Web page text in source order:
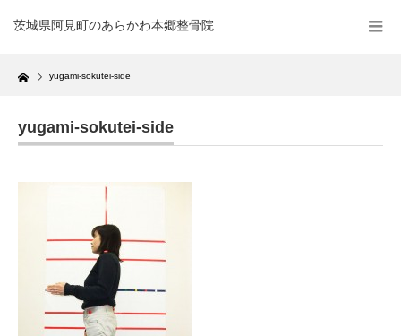
茨城県阿見町のあらかわ本郷整骨院
Home yugami-sokutei-side
yugami-sokutei-side